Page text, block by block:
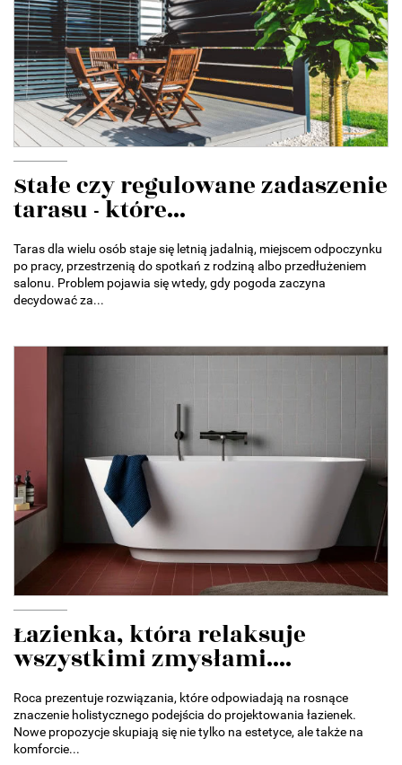
Stałe czy regulowane zadaszenie
tarasu - które...
Taras dla wielu osób staje się letnią jadalnią, miejscem odpoczynku
po pracy, przestrzenią do spotkań z rodziną albo przedłużeniem
salonu. Problem pojawia się wtedy, gdy pogoda zaczyna
decydować za...
Łazienka, która relaksuje
wszystkimi zmysłami....
Roca prezentuje rozwiązania, które odpowiadają na rosnące
znaczenie holistycznego podejścia do projektowania łazienek.
Nowe propozycje skupiają się nie tylko na estetyce, ale także na
komforcie...